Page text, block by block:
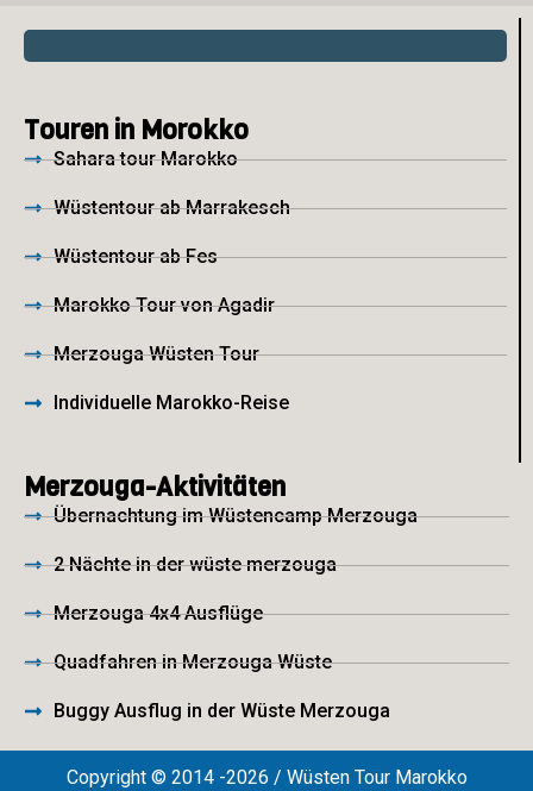
Touren in Morokko
Sahara tour Marokko
Wüstentour ab Marrakesch
Wüstentour ab Fes
Marokko Tour von Agadir
Merzouga Wüsten Tour
Individuelle Marokko-Reise
Merzouga-Aktivitäten
Übernachtung im Wüstencamp Merzouga
2 Nächte in der wüste merzouga
Merzouga 4x4 Ausflüge
Quadfahren in Merzouga Wüste
Buggy Ausflug in der Wüste Merzouga
Copyright © 2014 -2026 / Wüsten Tour Marokko